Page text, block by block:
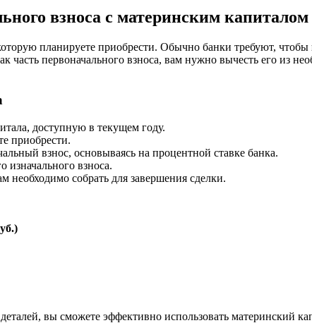
взноса с материнским капиталом
планируете приобрести. Обычно банки требуют,
часть первоначального взноса, вам нужно вычесть его из
доступную в текущем году.
приобрести.
взнос, основываясь на процентной ставке банка.
изначального взноса.
необходимо собрать для завершения сделки.
вы сможете эффективно использовать материнский